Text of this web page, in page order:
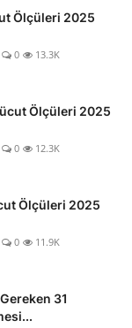
Ölçüleri 2025
0 13.3K
Ölçüleri 2025
0 12.3K
Ölçüleri 2025
0 11.9K
31